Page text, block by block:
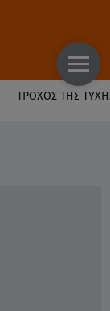
ΤΡΟΧΌΣ ΤΗΣ